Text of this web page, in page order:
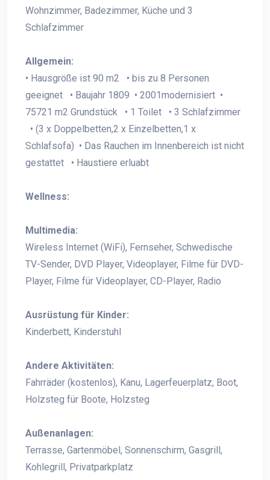
Wohnzimmer, Badezimmer, Küche und 3
Schlafzimmer
Allgemein:
• Hausgröße ist 90 m2 • bis zu 8 Personen
geeignet • Baujahr 1809 • 2001modernisiert •
75721 m2 Grundstück • 1 Toilet • 3 Schlafzimmer
• (3 x Doppelbetten,2 x Einzelbetten,1 x
Schlafsofa) • Das Rauchen im Innenbereich ist nicht
gestattet • Haustiere erluabt
Wellness:
Multimedia:
Wireless Internet (WiFi), Fernseher, Schwedische
TV-Sender, DVD Player, Videoplayer, Filme für DVD-
Player, Filme für Videoplayer, CD-Player, Radio
Ausrüstung für Kinder:
Kinderbett, Kinderstuhl
Andere Aktivitäten:
Fahrräder (kostenlos), Kanu, Lagerfeuerplatz, Boot,
Holzsteg für Boote, Holzsteg
Außenanlagen:
Terrasse, Gartenmöbel, Sonnenschirm, Gasgrill,
Kohlegrill, Privatparkplatz